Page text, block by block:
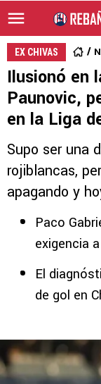
EX CHIVAS
Ilusionó en
Paunovic,
en la Liga
Supo ser una
rojiblancas,
apagando y
Paco
exigencia
El
de gol en